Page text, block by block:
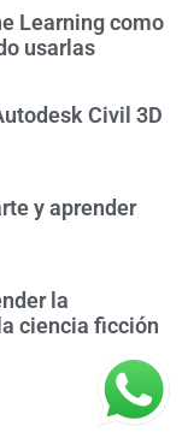
Learning como
usarlas
Civil 3D
y aprender
la
ciencia ficción